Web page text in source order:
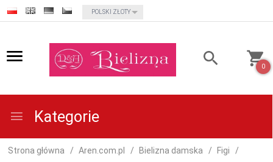
currency_h
POLSKI ZŁOTY
0
Kategorie
Strona główna Aren.com.pl Bielizna damska Figi